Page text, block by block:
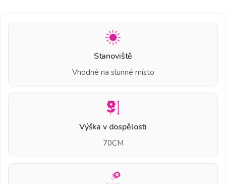
Stanoviště
Vhodné na slunné místo
Výška v dospělosti
70CM